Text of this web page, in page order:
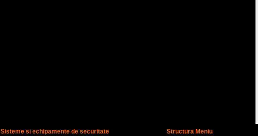
Sisteme si echipamente de securitate
Structura Meniu